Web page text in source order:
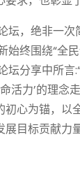
，绝非一
终围绕“全
坛分享中所
活力’的理
心为锚，
展目标贡献力